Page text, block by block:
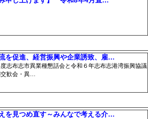
を促進、経営振興や企業誘致、雇…
志布志市異業種懇話会と令和６年志布志港湾振興協議
歓会・異…
を見つめ直す～みんなで考える介…